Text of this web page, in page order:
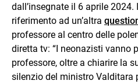
dall’insegnate il 6 aprile
riferimento ad un’altra
professore al centro delle
diretta tv: “I neonazisti vanno
professore, oltre a chiarire la
silenzio del ministro Valditara